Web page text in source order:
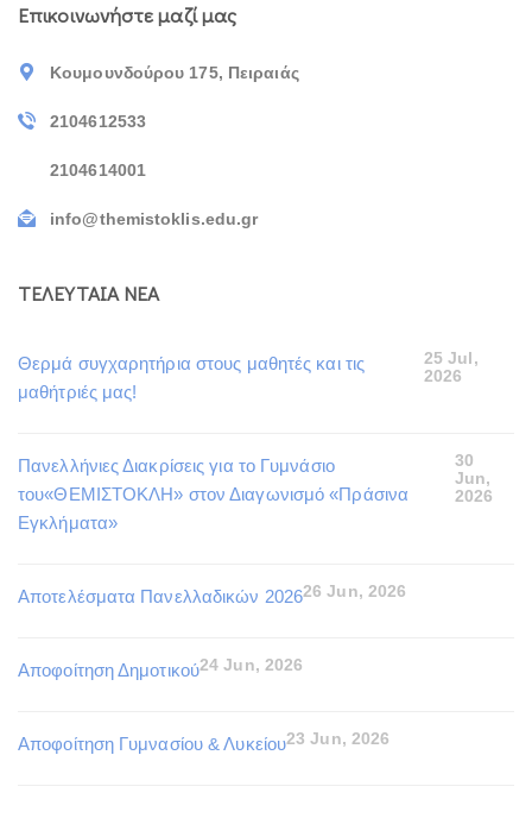
Επικοινωνήστε μαζί μας
Κουμουνδούρου 175, Πειραιάς
2104612533
2104614001
info@themistoklis.edu.gr
ΤΕΛΕΥΤΑΙΑ ΝΕΑ
Θερμά συγχαρητήρια στους μαθητές και τις
μαθήτριές μας!
25 Jul,
2026
Πανελλήνιες Διακρίσεις για το Γυμνάσιο
του«ΘΕΜΙΣΤΟΚΛΗ» στον Διαγωνισμό «Πράσινα
Εγκλήματα»
30
Jun,
2026
Αποτελέσματα Πανελλαδικών 202626 Jun, 2026
Αποφοίτηση Δημοτικού24 Jun, 2026
Αποφοίτηση Γυμνασίου & Λυκείου23 Jun, 2026